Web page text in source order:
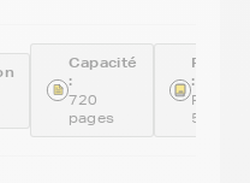
Capacité
:
720
pages
:
PGI-